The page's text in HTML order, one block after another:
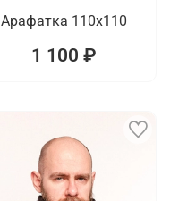
Арафатка 110x110
1 100 ₽